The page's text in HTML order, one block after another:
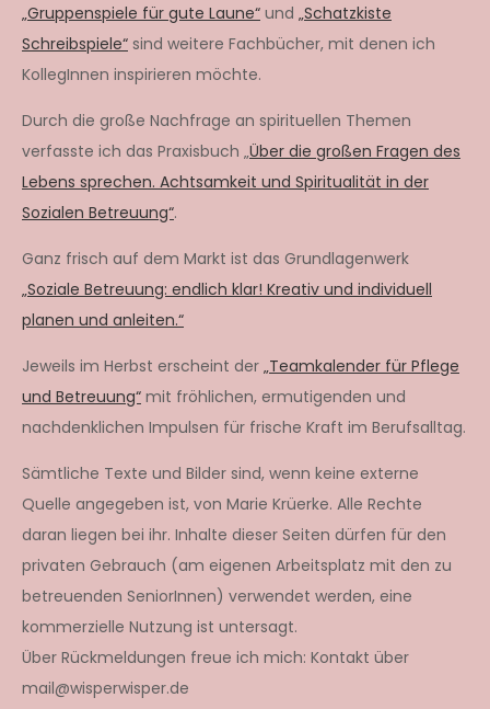
„Gruppenspiele für gute Laune“ und „Schatzkiste
Schreibspiele“ sind weitere Fachbücher, mit denen ich
KollegInnen inspirieren möchte.
Durch die große Nachfrage an spirituellen Themen
verfasste ich das Praxisbuch „Über die großen Fragen des
Lebens sprechen. Achtsamkeit und Spiritualität in der
Sozialen Betreuung“.
Ganz frisch auf dem Markt ist das Grundlagenwerk
„Soziale Betreuung: endlich klar! Kreativ und individuell
planen und anleiten.“
Jeweils im Herbst erscheint der „Teamkalender für Pflege
und Betreuung“ mit fröhlichen, ermutigenden und
nachdenklichen Impulsen für frische Kraft im Berufsalltag.
Sämtliche Texte und Bilder sind, wenn keine externe
Quelle angegeben ist, von Marie Krüerke. Alle Rechte
daran liegen bei ihr. Inhalte dieser Seiten dürfen für den
privaten Gebrauch (am eigenen Arbeitsplatz mit den zu
betreuenden SeniorInnen) verwendet werden, eine
kommerzielle Nutzung ist untersagt.
Über Rückmeldungen freue ich mich: Kontakt über
mail@wisperwisper.de